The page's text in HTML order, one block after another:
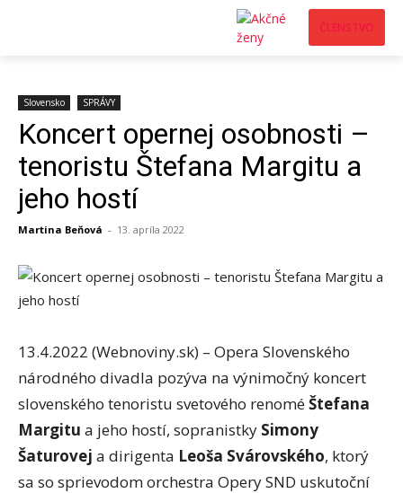
ČLENSTVO
Slovensko SPRÁVY
Koncert opernej osobnosti –
tenoristu Štefana Margitu a
jeho hostí
Martina Beňová - 13. apríla 2022
13.4.2022 (Webnoviny.sk) – Opera Slovenského
národného divadla pozýva na výnimočný koncert
slovenského tenoristu svetového renoméŠtefana
Margitu a jeho hostí, sopranistky Simony
Šaturovej a dirigenta Leoša Svárovského, ktorý
sa so sprievodom orchestra Opery SND uskutoční